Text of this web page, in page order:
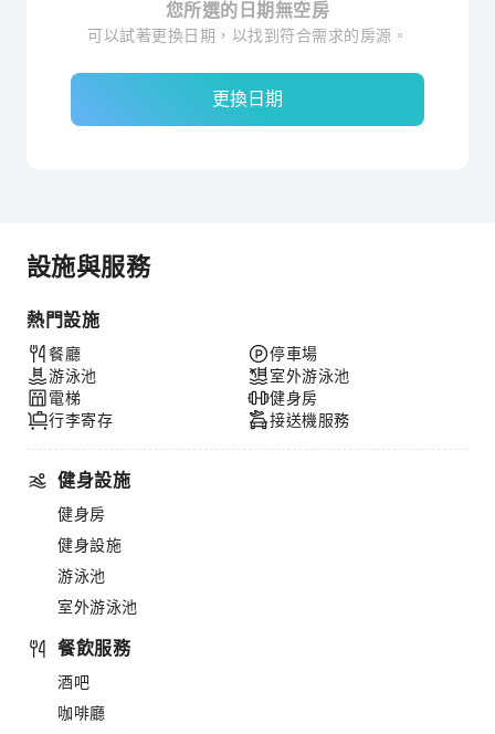
您所選的日期無空房
可以試著更換日期，以找到符合需求的房源。
更換日期
設施與服務
熱門設施
餐廳
游泳池
電梯
行李寄存
停車場
室外游泳池
健身房
接送機服務
健身設施
健身房
健身設施
游泳池
室外游泳池
餐飲服務
酒吧
咖啡廳